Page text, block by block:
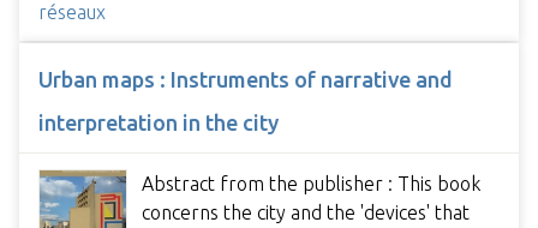
réseaux
Urban maps : Instruments of narrative and
interpretation in the city
Abstract from the publisher : This book
concerns the city and the 'devices' that